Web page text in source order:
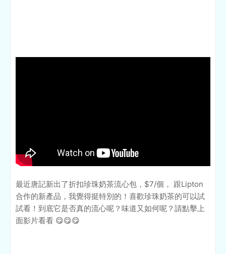
最近唐記新出了折扣珍珠奶茶流心包，$7/個， 跟Lipton
合作的新產品，我覺得挺特別的！喜歡珍珠奶茶的可以試
試看！到底它是否真的流心呢？味道又如何呢？請點擊上
面影片看看 😋😋😋